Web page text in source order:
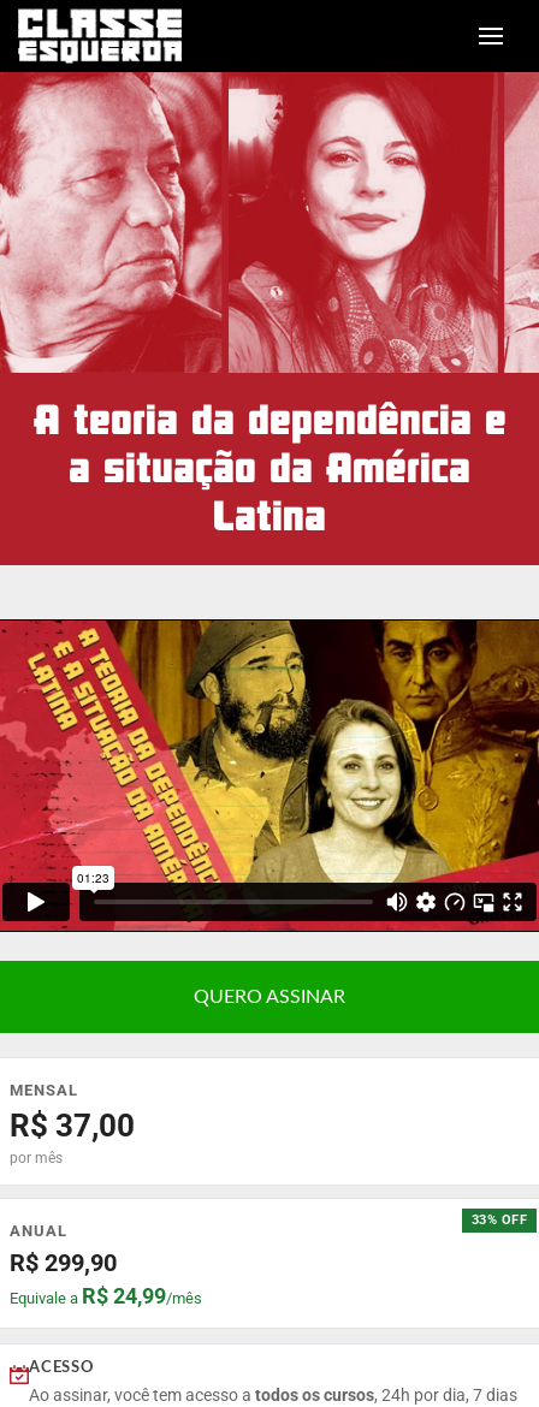
A teoria da dependência e
a situação da América
Latina
QUERO ASSINAR
MENSAL
R$ 37,00
por mês
33% OFF
ANUAL
R$ 299,90
Equivale a R$ 24,99/mês
ACESSO
Ao assinar, você tem acesso a todos os cursos, 24h por dia, 7 dias